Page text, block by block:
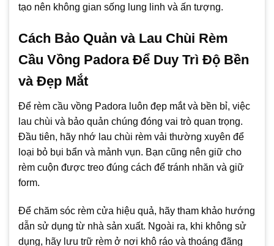
tạo nên không gian sống lung linh và ấn tượng.
Cách Bảo Quản và Lau Chùi Rèm
Cầu Vồng Padora Để Duy Trì Độ Bền
và Đẹp Mắt
Để rèm cầu vồng Padora luôn đẹp mắt và bền bỉ, việc
lau chùi và bảo quản chúng đóng vai trò quan trọng.
Đầu tiên, hãy nhớ lau chùi rèm vải thường xuyên để
loại bỏ bụi bẩn và mảnh vụn. Bạn cũng nên giữ cho
rèm cuộn được treo đúng cách để tránh nhăn và giữ
form.
Để chăm sóc rèm cửa hiệu quả, hãy tham khảo hướng
dẫn sử dụng từ nhà sản xuất. Ngoài ra, khi không sử
dụng, hãy lưu trữ rèm ở nơi khô ráo và thoáng đãng